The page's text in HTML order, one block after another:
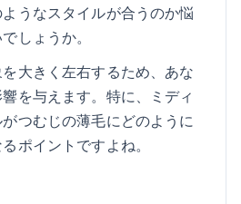
うなスタイルが合うのか悩
しょうか。
大きく左右するため、あな
を与えます。特に、ミディ
つむじの薄毛にどのように
ポイントですよね。